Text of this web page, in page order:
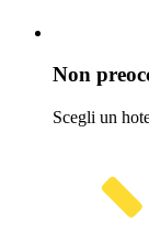
Non
Scegli un